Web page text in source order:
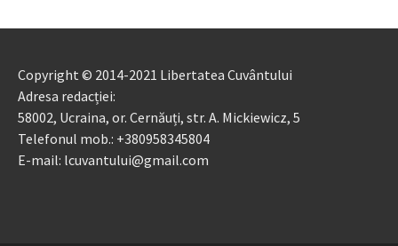
Copyright © 2014-2021 Libertatea Cuvântului
Adresa redacției:
58002, Ucraina, or. Cernăuți, str. A. Mickiewicz, 5
Telefonul mob.: +380958345804
E-mail: lcuvantului@gmail.com